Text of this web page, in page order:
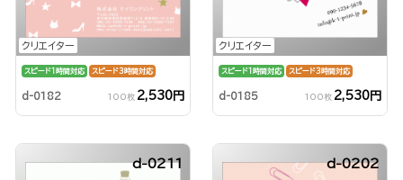
クリエイター
スピード1時間対応 スピード3時間対応
d-0182 100枚 2,530円
クリエイター
スピード1時間対応 スピード3時間対応
d-0185 100枚 2,530円
d-0211 d-0202